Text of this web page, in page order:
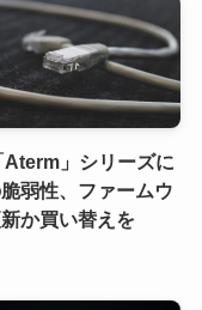
Aterm」シリーズに
弱性、ファームウ
か買い替えを